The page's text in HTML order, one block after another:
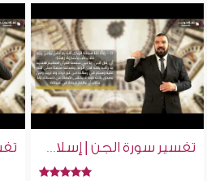
تفسير سورة الجن | إسلام ويب | للصم بلغة الإشارة